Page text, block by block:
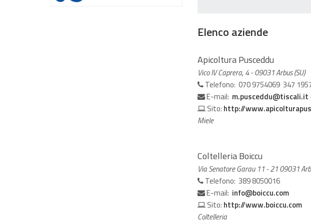
Elenco aziende
Apicoltura Pusceddu
Vico IV Caprera, 4 - 09031 Arbus (SU)
Telefono: 070 9754069 347
E-mail: m.pusceddu@tiscali.it
Sito: http://
Miele
Coltelleria Boiccu
Via Senatore Garau 11 - 21 09031
Telefono: 389 8050016
E-mail: info@boiccu.com
Sito: http://www.boiccu.com
Coltelleria